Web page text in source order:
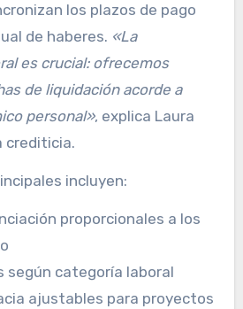
los plazos de pago
de haberes. «La
es crucial: ofrecemos
de liquidación acorde a
personal», explica Laura
crediticia.
incluyen:
proporcionales a los
según categoría laboral
ajustables para proyectos